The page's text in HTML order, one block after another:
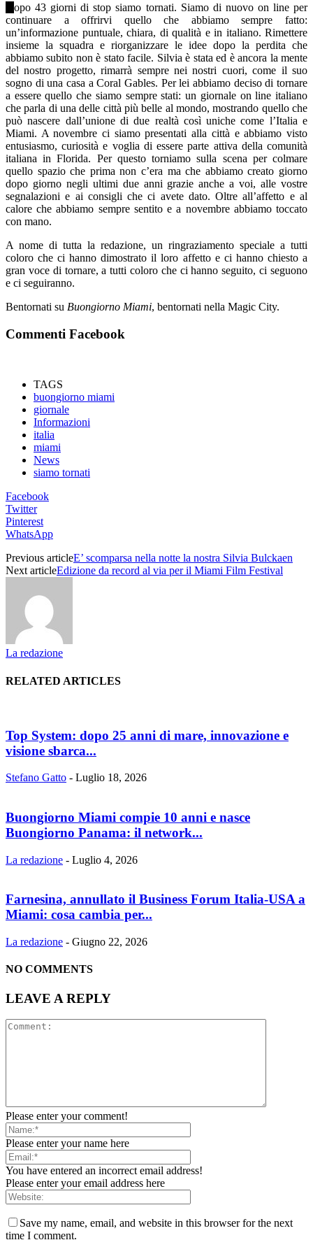
opo 43 giorni di stop siamo tornati. Siamo di nuovo on line per
continuare a offrirvi quello che abbiamo sempre fatto:
un’informazione puntuale, chiara, di qualità e in italiano. Rimettere
insieme la squadra e riorganizzare le idee dopo la perdita che
abbiamo subito non è stato facile. Silvia è stata ed è ancora la mente
del nostro progetto, rimarrà sempre nei nostri cuori, come il suo
sogno di una casa a Coral Gables. Per lei abbiamo deciso di tornare
a essere quello che siamo sempre stati: un giornale on line italiano
che parla di una delle città più belle al mondo, mostrando quello che
può nascere dall’unione di due realtà così uniche come l’Italia e
Miami. A novembre ci siamo presentati alla città e abbiamo visto
entusiasmo, curiosità e voglia di essere parte attiva della comunità
italiana in Florida. Per questo torniamo sulla scena per colmare
quello spazio che prima non c’era ma che abbiamo creato giorno
dopo giorno negli ultimi due anni grazie anche a voi, alle vostre
segnalazioni e ai consigli che ci avete dato. Oltre all’affetto e al
calore che abbiamo sempre sentito e a novembre abbiamo toccato
con mano.
A nome di tutta la redazione, un ringraziamento speciale a tutti
coloro che ci hanno dimostrato il loro affetto e ci hanno chiesto a
gran voce di tornare, a tutti coloro che ci hanno seguito, ci seguono
e ci seguiranno.
Bentornati su Buongiorno Miami, bentornati nella Magic City.
Commenti Facebook
TAGS
buongiorno miami
giornale
Informazioni
italia
miami
News
siamo tornati
Facebook
Twitter
Pinterest
WhatsApp
Previous articleE’ scomparsa nella notte la nostra Silvia Bulckaen
Next articleEdizione da record al via per il Miami Film Festival
La redazione
RELATED ARTICLES
Top System: dopo 25 anni di mare, innovazione e
visione sbarca...
Stefano Gatto - Luglio 18, 2026
Buongiorno Miami compie 10 anni e nasce
Buongiorno Panama: il network...
La redazione - Luglio 4, 2026
Farnesina, annullato il Business Forum Italia-USA a
Miami: cosa cambia per...
La redazione - Giugno 22, 2026
NO COMMENTS
LEAVE A REPLY
Please enter your comment!
Please enter your name here
You have entered an incorrect email address!
Please enter your email address here
Save my name, email, and website in this browser for the next
time I comment.